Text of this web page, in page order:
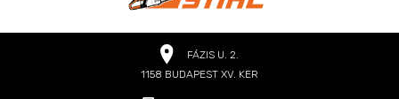
FÁZIS U. 2.
1158 BUDAPEST XV. KER